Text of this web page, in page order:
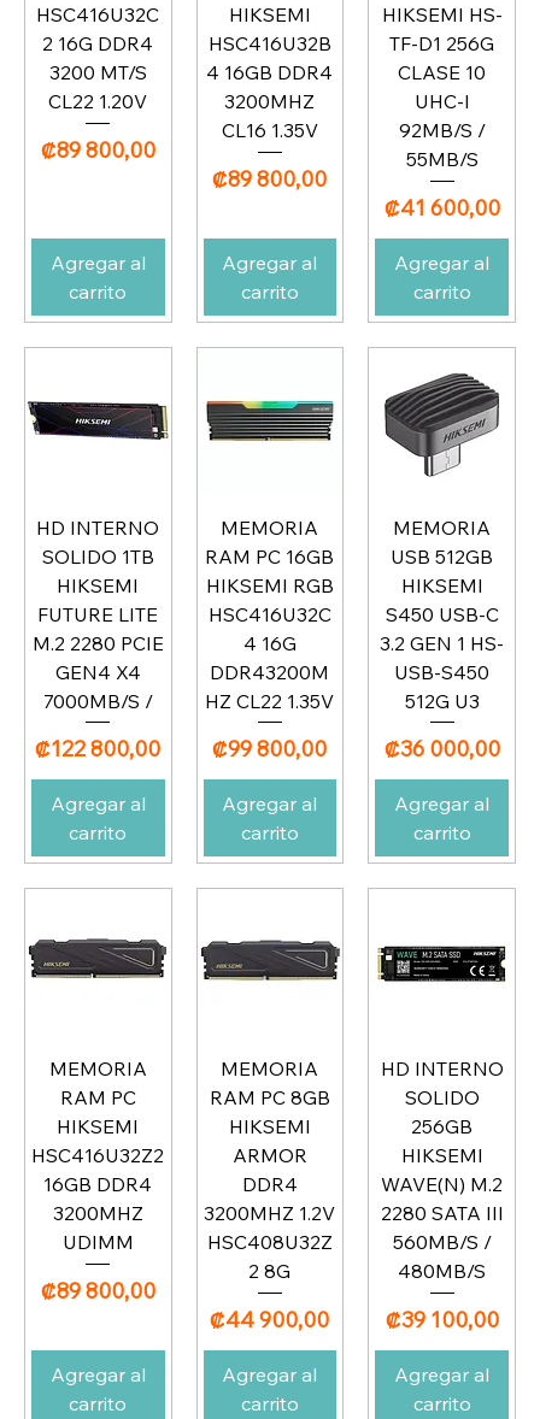
HSC416U32C
2 16G DDR4
3200 MT/S
CL22 1.20V
Precio
₡89 800,00
Agregar al
carrito
HIKSEMI
HSC416U32B
4 16GB DDR4
3200MHZ
CL16 1.35V
Precio
₡89 800,00
Agregar al
carrito
HIKSEMI HS-
TF-D1 256G
CLASE 10
UHC-I
92MB/S /
55MB/S
Precio
₡41 600,00
Agregar al
carrito
HD INTERNO
SOLIDO 1TB
HIKSEMI
FUTURE LITE
M.2 2280 PCIE
GEN4 X4
7000MB/S /
Precio
₡122 800,00
Agregar al
carrito
MEMORIA
RAM PC 16GB
HIKSEMI RGB
HSC416U32C
4 16G
DDR43200M
HZ CL22 1.35V
Precio
₡99 800,00
Agregar al
carrito
MEMORIA
USB 512GB
HIKSEMI
S450 USB-C
3.2 GEN 1 HS-
USB-S450
512G U3
Precio
₡36 000,00
Agregar al
carrito
MEMORIA
RAM PC
HIKSEMI
HSC416U32Z2
16GB DDR4
3200MHZ
UDIMM
Precio
₡89 800,00
Agregar al
carrito
MEMORIA
RAM PC 8GB
HIKSEMI
ARMOR
DDR4
3200MHZ 1.2V
HSC408U32Z
2 8G
Precio
₡44 900,00
Agregar al
carrito
HD INTERNO
SOLIDO
256GB
HIKSEMI
WAVE(N) M.2
2280 SATA III
560MB/S /
480MB/S
Precio
₡39 100,00
Agregar al
carrito